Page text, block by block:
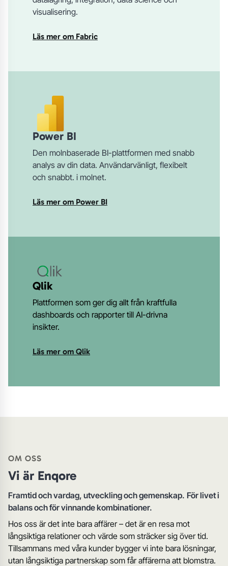
visualisering.
Läs mer om Fabric
Power BI
Den molnbaserade BI-plattformen med snabb
analys av din data. Användarvänligt, flexibelt
och snabbt. i molnet.
Läs mer om Power BI
Qlik
Plattformen som ger dig allt från kraftfulla
dashboards och rapporter till AI-drivna
insikter.
Läs mer om Qlik
OM OSS
Vi är Enqore
Framtid och vardag, utveckling och gemenskap. För livet i
balans och för vinnande kombinationer.
Hos oss är det inte bara affärer – det är en resa mot
långsiktiga relationer och värde som sträcker sig över tid.
Tillsammans med våra kunder bygger vi inte bara lösningar,
utan långsiktiga partnerskap som får affärerna att blomstra.